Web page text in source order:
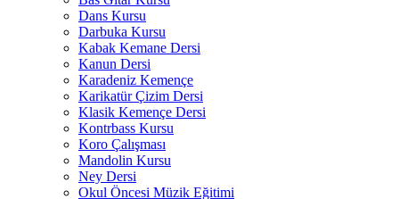
Dans Kursu
Darbuka Kursu
Kabak Kemane Dersi
Kanun Dersi
Karadeniz Kemençe
Karikatür Çizim Dersi
Klasik Kemençe Dersi
Kontrbass Kursu
Koro Çalışması
Mandolin Kursu
Ney Dersi
Okul Öncesi Müzik Eğitimi